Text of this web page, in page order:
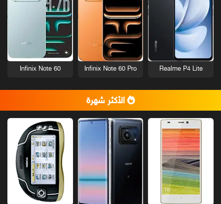
Realme P4 Lite
Infinix Note 60 Pro
Infinix Note 60
الأكثر شهرة